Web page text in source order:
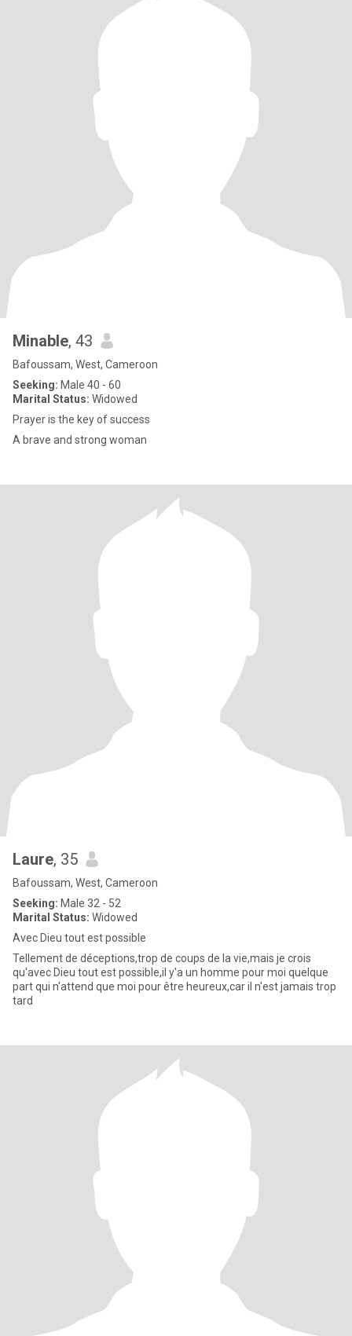
Minable, 43
Bafoussam, West, Cameroon
Seeking: Male 40 - 60
Marital Status: Widowed
Prayer is the key of success
A brave and strong woman
Laure, 35
Bafoussam, West, Cameroon
Seeking: Male 32 - 52
Marital Status: Widowed
Avec Dieu tout est possible
Tellement de déceptions,trop de coups de la vie,mais je crois
qu'avec Dieu tout est possible,il y'a un homme pour moi quelque
part qui n'attend que moi pour être heureux,car il n'est jamais trop
tard